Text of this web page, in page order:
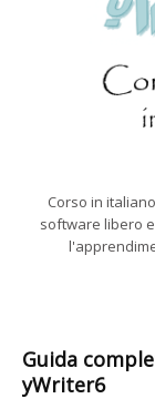
Corso in
software libero
Guida
yWriter6